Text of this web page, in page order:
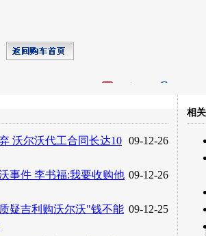
转发至：
09-12-26
沃尔沃代工合同长达10
09-12-26
事件 李书福:我要收购他
09-12-25
疑吉利购沃尔沃"钱不能
相